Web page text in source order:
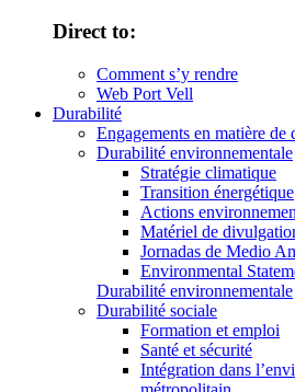
Direct to:
Comment s’y rendre
Web Port Vell
Durabilité
Engagements en matière de
Durabilité environnementale
Stratégie climatique
Transition énergétique
Actions
Matériel de
Jornadas de Medio
Environmental
Durabilité environnementale
Durabilité sociale
Formation et emploi
Santé et sécurité
Intégration dans